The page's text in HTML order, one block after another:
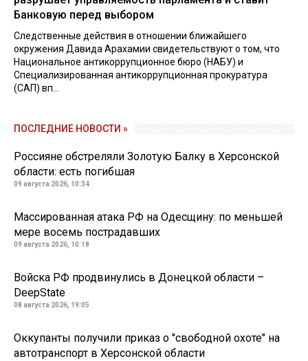
Банковую перед выбором
Следственные действия в отношении ближайшего
окружения Давида Арахамии свидетельствуют о том, что
Национальное антикоррупционное бюро (НАБУ) и
Специализированная антикоррупционная прокуратура
(САП) вп...
ПОСЛЕДНИЕ НОВОСТИ »
Россияне обстреляли Золотую Балку в Херсонской
области: есть погибшая
09 августа 2026, 10:34
Массированная атака РФ на Одесщину: по меньшей
мере восемь пострадавших
09 августа 2026, 10:18
Войска РФ продвинулись в Донецкой области –
DeepState
08 августа 2026, 19:05
Оккупанты получили приказ о "свободной охоте" на
автотранспорт в Херсонской области